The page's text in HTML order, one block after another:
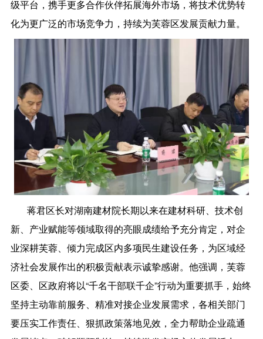
级平台，携手更多合作伙伴拓展海外市场，将技术优势转
化为更广泛的市场竞争力，持续为芙蓉区发展贡献力量。
蒋君区长对湖南建材院长期以来在建材科研、技术创
新、产业赋能等领域取得的亮眼成绩给予充分肯定，对企
业深耕芙蓉、倾力完成区内多项民生建设任务，为区域经
济社会发展作出的积极贡献表示诚挚感谢。他强调，芙蓉
区委、区政府将以“千名干部联千企”行动为重要抓手，始终
坚持主动靠前服务、精准对接企业发展需求，各相关部门
要压实工作责任、狠抓政策落地见效，全力帮助企业疏通